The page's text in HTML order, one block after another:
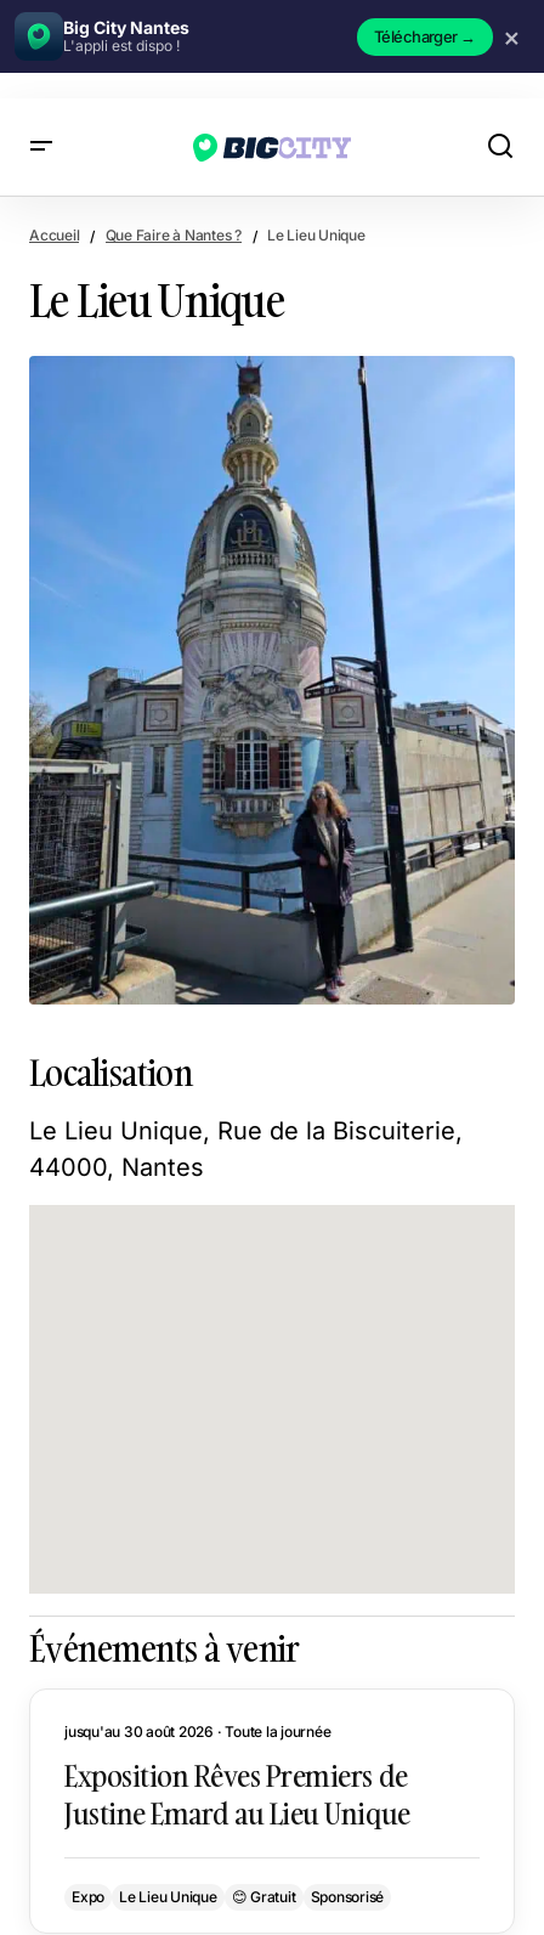
Big City Nantes
L'appli est dispo ! Télécharger→ ×
Accueil Que Faire à Nantes ? Le Lieu Unique
Le Lieu Unique
Localisation
Le Lieu Unique, Rue de la Biscuiterie,
44000, Nantes
Événements à venir
jusqu'au 30 août 2026 · Toute la journée
Exposition Rêves Premiers de
Justine Emard au Lieu Unique
Expo Le Lieu Unique 😊 Gratuit Sponsorisé